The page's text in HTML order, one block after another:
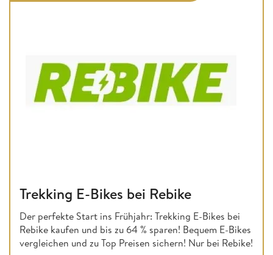
Trekking E-Bikes bei Rebike
Der perfekte Start ins Frühjahr: Trekking E-Bikes bei
Rebike kaufen und bis zu 64 % sparen! Bequem E-Bikes
vergleichen und zu Top Preisen sichern! Nur bei Rebike!